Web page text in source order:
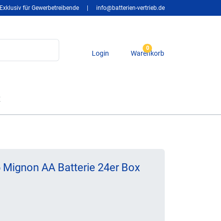
Exklusiv für Gewerbetreibende info@batterien-vertrieb.de
Login
0
Warenkorb
AA Batterie 24er Box